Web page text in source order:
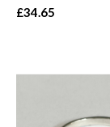
£34.65